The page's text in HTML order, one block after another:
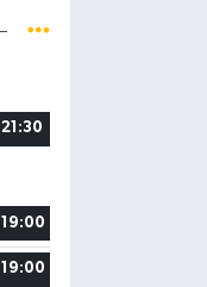
21:30
19:00
19:00